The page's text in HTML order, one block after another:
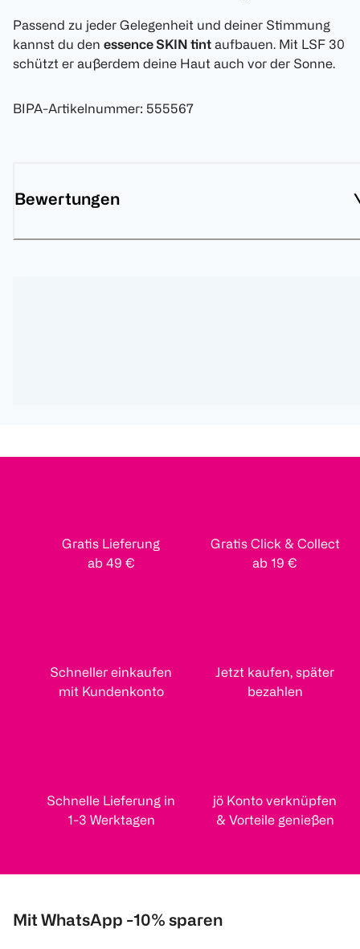
Passend zu jeder Gelegenheit und deiner Stimmung
kannst du den essence SKIN tint aufbauen. Mit LSF 30
schützt er außerdem deine Haut auch vor der Sonne.
BIPA-Artikelnummer: 555567
Bewertungen
Gratis Lieferung
ab 49 €
Gratis Click & Collect
ab 19 €
Schneller einkaufen
mit Kundenkonto
Jetzt kaufen, später
bezahlen
Schnelle Lieferung in
1-3 Werktagen
jö Konto verknüpfen
& Vorteile genießen
Mit WhatsApp -10% sparen